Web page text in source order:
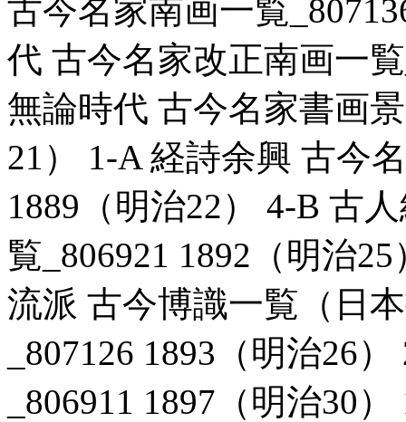
古今名家南画一覧
代 古今名家改正南画一
無論時代 古今名家書画
21） 1-A 経詩余興 古今
1889（明治22） 4-B 古
覧_806921 1892（明治
流派 古今博識一覧（日
_807126 1893（明治26
_806911 1897（明治30